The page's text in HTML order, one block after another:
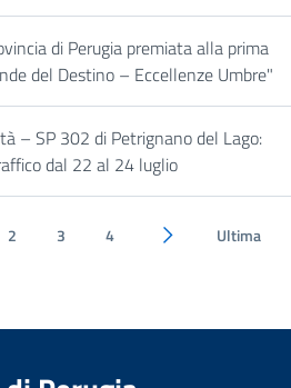
di Perugia premiata alla prima
del Destino – Eccellenze Umbre"
– SP 302 di Petrignano del Lago:
dal 22 al 24 luglio
2 3 4 Pagina successiva
Ultima